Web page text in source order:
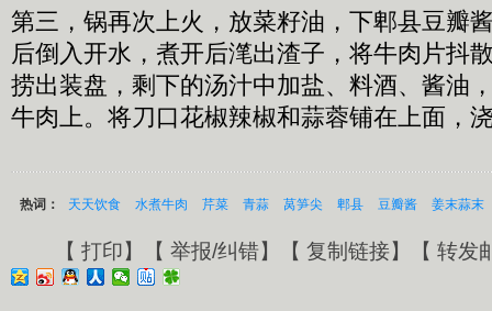
第三，锅再次上火，放菜籽油，下郫县豆瓣
后倒入开水，煮开后滗出渣子，将牛肉片抖
捞出装盘，剩下的汤汁中加盐、料酒、酱油
牛肉上。将刀口花椒辣椒和蒜蓉铺在上面，
热词： 天天饮食 水煮牛肉 芹菜 青蒜 莴笋尖 郫县 豆瓣酱 姜末蒜末
【 打印】【 举报/纠错】【 复制链接】【 转发